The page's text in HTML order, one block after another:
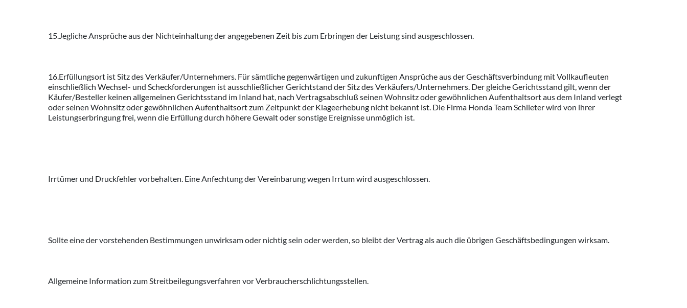
15.Jegliche Ansprüche aus der Nichteinhaltung der angegebenen Zeit bis zum Erbringen der Leistung sind ausgeschlossen.
16.Erfüllungsort ist Sitz des Verkäufer/Unternehmers. Für sämtliche gegenwärtigen und zukunftigen Ansprüche aus der Geschäftsverbindung mit Vollkaufleuten
einschließlich Wechsel- und Scheckforderungen ist ausschließlicher Gerichtstand der Sitz des Verkäufers/Unternehmers. Der gleiche Gerichtsstand gilt, wenn der
Käufer/Besteller keinen allgemeinen Gerichtsstand im Inland hat, nach Vertragsabschluß seinen Wohnsitz oder gewöhnlichen Aufenthaltsort aus dem Inland verlegt
oder seinen Wohnsitz oder gewöhnlichen Aufenthaltsort zum Zeitpunkt der Klageerhebung nicht bekannt ist. Die Firma Honda Team Schlieter wird von ihrer
Leistungserbringung frei, wenn die Erfüllung durch höhere Gewalt oder sonstige Ereignisse unmöglich ist.
Irrtümer und Druckfehler vorbehalten. Eine Anfechtung der Vereinbarung wegen Irrtum wird ausgeschlossen.
Sollte eine der vorstehenden Bestimmungen unwirksam oder nichtig sein oder werden, so bleibt der Vertrag als auch die übrigen Geschäftsbedingungen wirksam.
Allgemeine Information zum Streitbeilegungsverfahren vor Verbraucherschlichtungsstellen.